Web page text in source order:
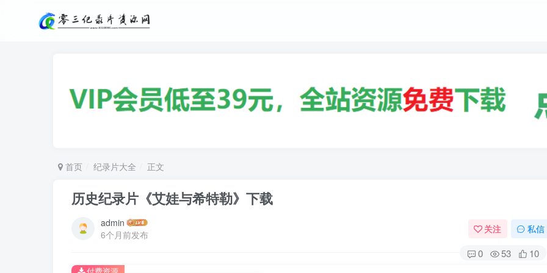
首页 纪录片大全 正文
历史纪录片《艾娃与希特勒》下载
admin
6个月前发布
关注 私信
0 53 10